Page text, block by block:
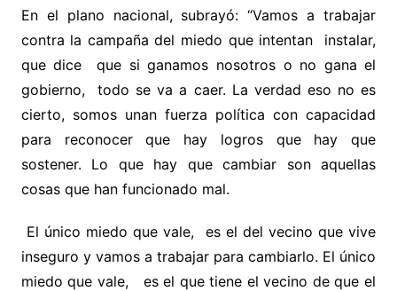
En el plano nacional, subrayó: “Vamos a trabajar
contra la campaña del miedo que intentan instalar,
que dice que si ganamos nosotros o no gana el
gobierno, todo se va a caer. La verdad eso no es
cierto, somos unan fuerza política con capacidad
para reconocer que hay logros que hay que
sostener. Lo que hay que cambiar son aquellas
cosas que han funcionado mal.
El único miedo que vale, es el del vecino que vive
inseguro y vamos a trabajar para cambiarlo. El único
miedo que vale, es el que tiene el vecino de que el